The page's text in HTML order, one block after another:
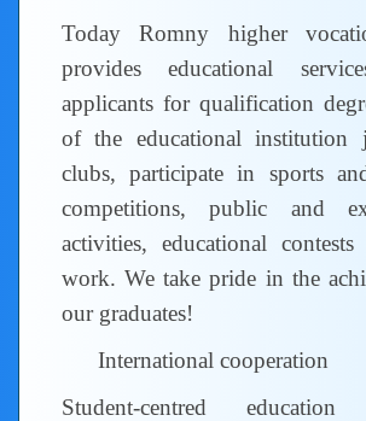
Today Romny higher
provides educational
applicants for qualification
of the educational institution
clubs, participate in sports
competitions, public and
activities, educational
work. We take pride in the
our graduates!
International cooperation
Student-centred